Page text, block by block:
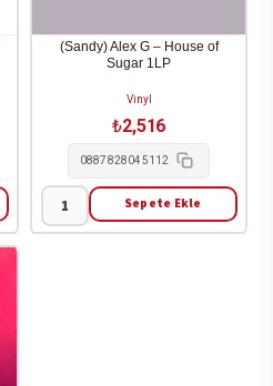
(Sandy) Alex G – House of
Sugar 1LP
Vinyl
₺2,516
0887828045112
(Sandy)
Sepete Ekle